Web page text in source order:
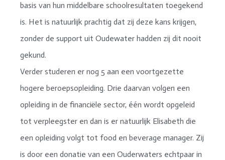
basis van hun middelbare schoolresultaten toegekend
is. Het is natuurlijk prachtig dat zij deze kans krijgen,
zonder de support uit Oudewater hadden zij dit nooit
gekund.
Verder studeren er nog 5 aan een voortgezette
hogere beroepsopleiding. Drie daarvan volgen een
opleiding in de financiële sector, één wordt opgeleid
tot verpleegster en dan is er natuurlijk Elisabeth die
een opleiding volgt tot food en beverage manager. Zij
is door een donatie van een Ouderwaters echtpaar in